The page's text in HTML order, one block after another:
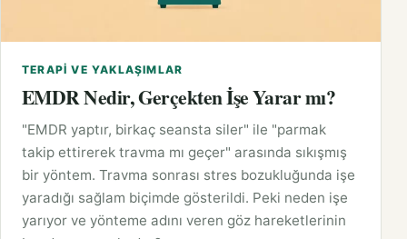
TERAPI VE YAKLAŞIMLAR
EMDR Nedir, Gerçekten İşe Yarar mı?
"EMDR yaptır, birkaç seansta siler" ile "parmak
takip ettirerek travma mı geçer" arasında sıkışmış
bir yöntem. Travma sonrası stres bozukluğunda işe
yaradığı sağlam biçimde gösterildi. Peki neden işe
yarıyor ve yönteme adını veren göz hareketlerinin